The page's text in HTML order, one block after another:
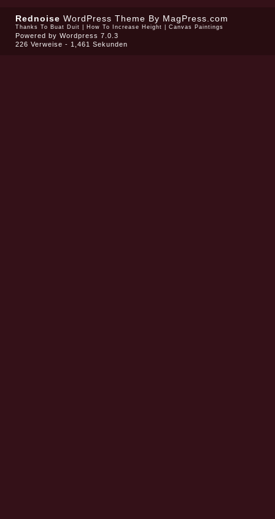
Rednoise WordPress Theme By MagPress.com
Thanks To Buat Duit How To Increase Height Canvas Paintings
Powered by Wordpress 7.0.3
226 Verweise - 1,461 Sekunden